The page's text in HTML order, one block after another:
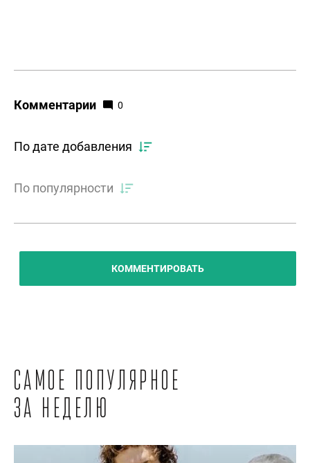
Комментарии 0
По дате добавления
По популярности
КОММЕНТИРОВАТЬ
Самое популярное
за неделю